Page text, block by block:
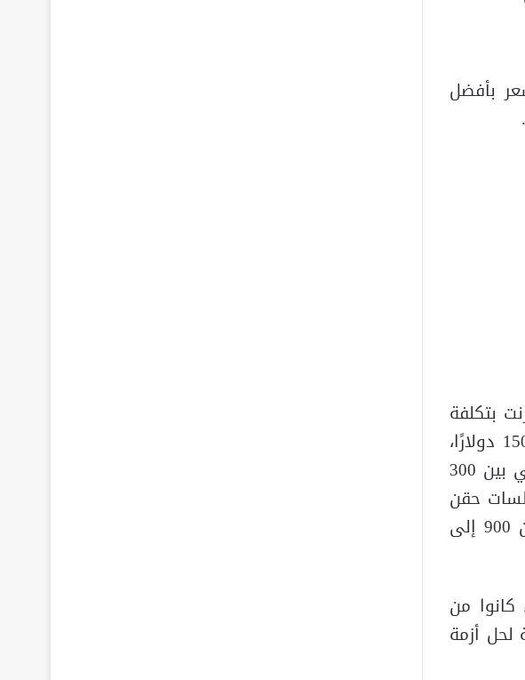
بأفضل
بتكلفة
نفس الجلسة في مراكز التجميل التركية على سبيل المثال والتي لا تتجاوز 150 دولارًا،
فقد تتراوح تكلفة جلسة بلازما الشعر في عيادات غلامورما ومركز أديل الطبي بين 300
في الوقت الذي يحتاج فيه معظم المرضى إلى 3 جلسات حقن
للوصول إلى النتيجة المرجوة، مما يعني أن العلاج الإجمالي قد يحتاج ما بين 900 إلى
من
لحل أزمة